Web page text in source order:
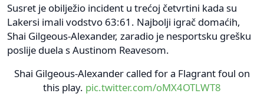
Susret je obilježio incident u trećoj četvrtini kada su
Lakersi imali vodstvo 63:61. Najbolji igrač domaćih,
Shai Gilgeous-Alexander, zaradio je nesportsku grešku
poslije duela s Austinom Reavesom.
Shai Gilgeous-Alexander called for a Flagrant foul on
this play. pic.twitter.com/oMX4OTLWT8